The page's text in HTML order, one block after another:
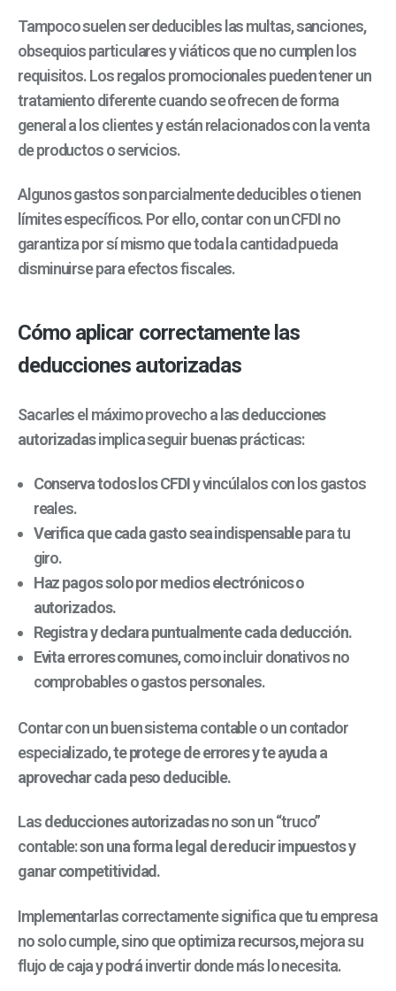
Tampoco suelen ser deducibles las multas, sanciones,
obsequios particulares y viáticos que no cumplen los
requisitos. Los regalos promocionales pueden tener un
tratamiento diferente cuando se ofrecen de forma
general a los clientes y están relacionados con la venta
de productos o servicios.
Algunos gastos son parcialmente deducibles o tienen
límites específicos. Por ello, contar con un CFDI no
garantiza por sí mismo que toda la cantidad pueda
disminuirse para efectos fiscales.
Cómo aplicar correctamente las
deducciones autorizadas
Sacarles el máximo provecho a lasdeducciones
autorizadasimplica seguir buenas prácticas:
Conserva todos los CFDIy vincúlalos con los gastos
reales.
Verifica que cada gasto sea indispensablepara tu
giro.
Haz pagos solo por medios electrónicos o
autorizados.
Registra y declara puntualmente cada deducción.
Evita errores comunes, como incluir donativos no
comprobables o gastos personales.
Contar con un buen sistema contable o un contador
especializado,te protege de errores y te ayuda a
aprovechar cada peso deducible.
Lasdeducciones autorizadasno son un “truco”
contable:son una forma legal de reducir impuestos y
ganar competitividad.
Implementarlas correctamente significa que tu empresa
no solo cumple, sino queoptimiza recursos, mejora su
flujo de caja y podrá invertir donde más lo necesita.